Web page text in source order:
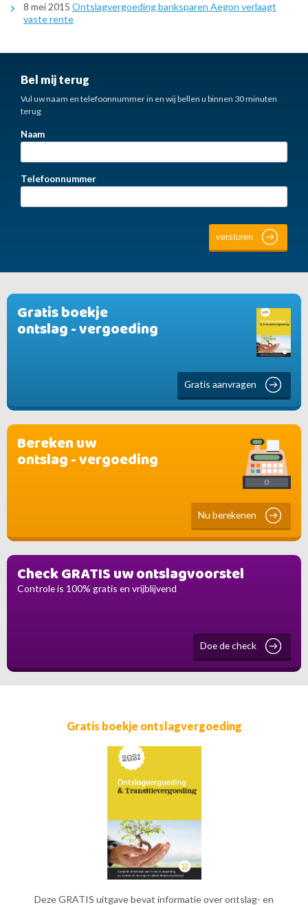
8 mei 2015 Ontslagvergoeding banksparen Aegon verlaagt
vaste rente
Gratis boekje
ontslag - vergoeding
Gratis aanvragen
Bereken uw
ontslag - vergoeding
Nu berekenen
Check GRATIS uw ontslagvoorstel
Controle is 100% gratis en vrijblijvend
Doe de check
Bel mij terug
Vul uw naam en telefoonnummer in en wij bellen u binnen 30 minuten
terug
Naam
Telefoonnummer
Gratis boekje ontslagvergoeding
Deze GRATIS uitgave bevat informatie over ontslag- en